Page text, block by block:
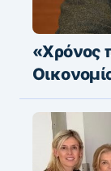
«Χρόνος